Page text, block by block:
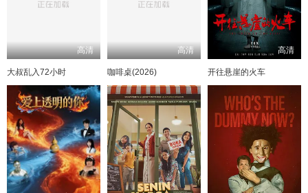
高清
大叔乱入72小时
高清
咖啡桌(2026)
高清
开往悬崖的火车